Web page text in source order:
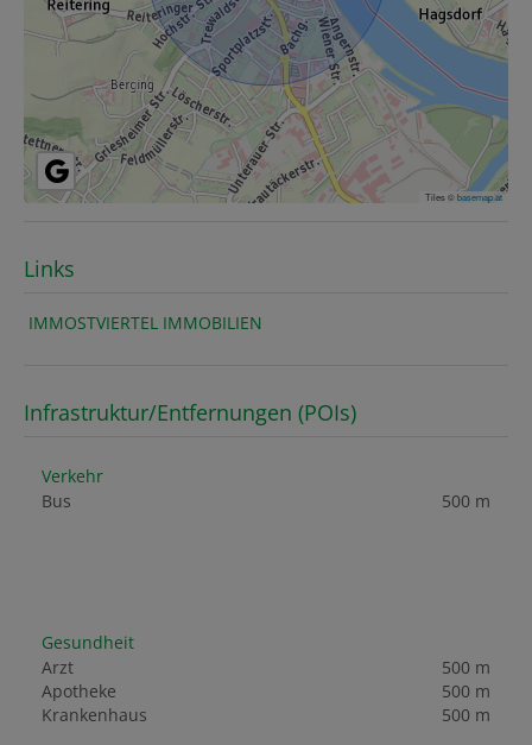
Tiles ©basemap.at
Links
IMMOSTVIERTEL IMMOBILIEN
Infrastruktur/Entfernungen (POIs)
Verkehr
Bus
500 m
Gesundheit
Arzt
500 m
Apotheke
500 m
Krankenhaus
500 m